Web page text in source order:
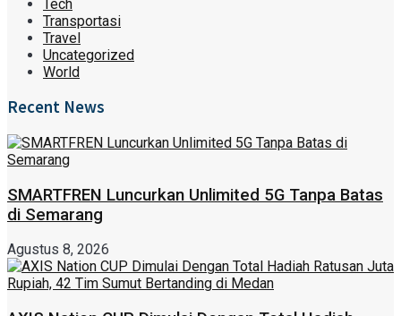
Tech
Transportasi
Travel
Uncategorized
World
Recent News
SMARTFREN Luncurkan Unlimited 5G Tanpa Batas
di Semarang
Agustus 8, 2026